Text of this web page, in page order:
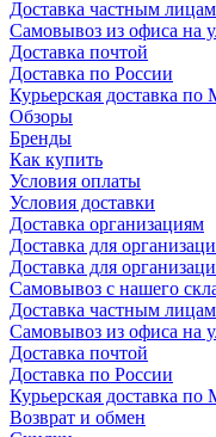
Доставка частным лицам
Самовывоз из офиса на
Доставка почтой
Доставка по России
Курьерская доставка по
Обзоры
Бренды
Как купить
Условия оплаты
Условия доставки
Доставка организациям
Доставка для
Доставка для
Самовывоз с нашего
Доставка частным лицам
Самовывоз из офиса на
Доставка почтой
Доставка по России
Курьерская доставка по
Возврат и обмен